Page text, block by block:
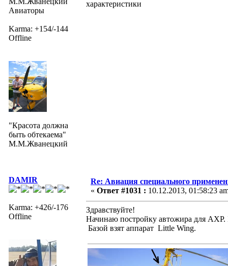
Авиаторы
Karma: +154/-144
Offline
"Красота должна
быть обтекаема"
М.М.Жванецкий
характеристики
DAMIR
Karma: +426/-176
Offline
Re: Авиация специального
« Ответ #1031 : 10.12.2013, 01:58:23
Здравствуйте!
Начинаю постройку автожира для АХР.
Базой взят аппарат Little Wing.